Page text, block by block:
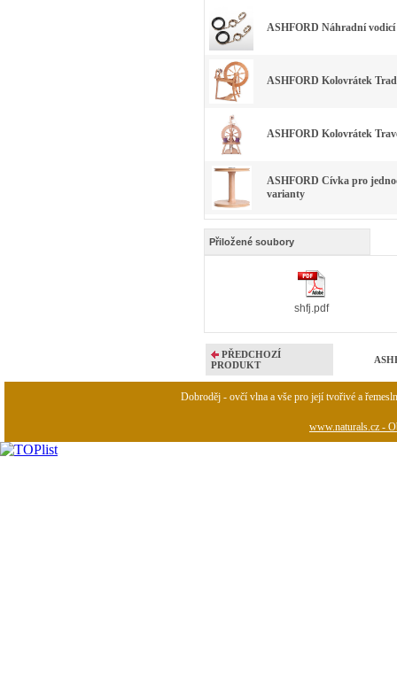
ASHFORD Náhradní
ASHFORD Kolovrátek
ASHFORD Kolovrátek
ASHFORD Cívka pro
varianty
Přiložené soubory
shfj.pdf
PŘEDCHOZÍ
PRODUKT
Dobroděj - ovčí vlna a vše pro její tvořivé a
www.naturals.cz -